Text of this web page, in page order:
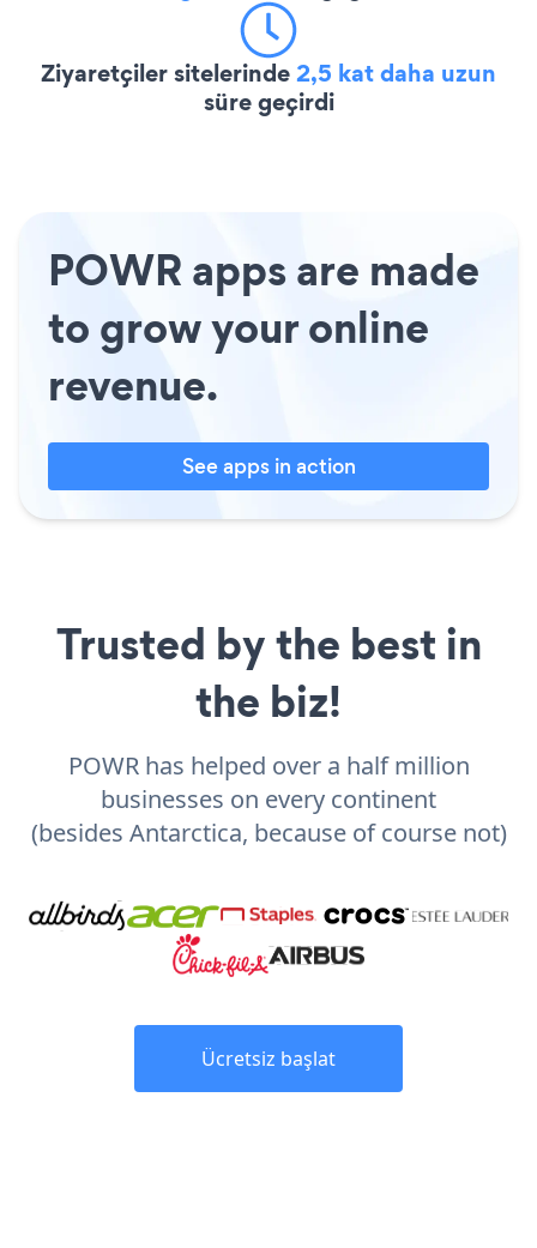
Ziyaretçiler sitelerinde2,5 kat daha uzun
süre geçirdi
POWR apps are made
to grow your online
revenue.
See apps in action
Trusted by the best in
the biz!
POWR has helped over a half million
businesses on every continent
(besides Antarctica, because of course not)
Ücretsiz başlat